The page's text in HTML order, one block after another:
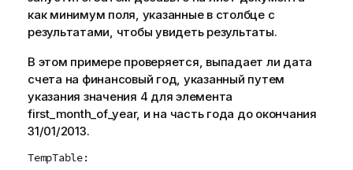
как минимум поля, указанные в столбце с
результатами, чтобы увидеть результаты.
В этом примере проверяется, выпадает ли дата
счета на финансовый год, указанный путем
указания значения 4 для элемента
first_month_of_year, и на часть года до окончания
31/01/2013.
TempTable: